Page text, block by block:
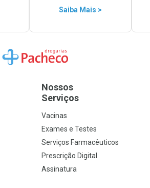
Saiba Mais >
Ir para a Home
Nossos
Serviços
Vacinas
Exames e Testes
Serviços Farmacêuticos
Prescrição Digital
Assinatura